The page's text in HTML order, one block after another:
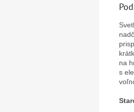
na
s